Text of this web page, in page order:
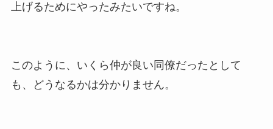
上げるためにやったみたいですね。
このように、いくら仲が良い同僚だったとして
も、どうなるかは分かりません。